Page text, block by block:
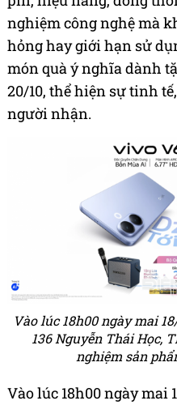
nghiệm công nghệ mà
hỏng hay giới hạn sử
món quà ý nghĩa dành
20/10, thể hiện sự tinh
người nhận.
Vào lúc 18h00 ngày mai
136 Nguyễn Thái Học,
nghiệm sản
Vào lúc 18h00 ngày mai